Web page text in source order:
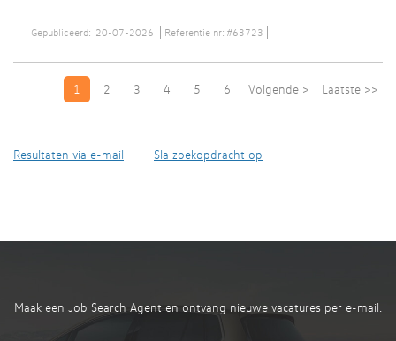
Gepubliceerd: 20-07-2026 Referentie nr: #63723
1 2 3 4 5 6 Volgende > Laatste >>
Resultaten via e-mail Sla zoekopdracht op
Maak een Job Search Agent en ontvang nieuwe vacatures per e-mail.